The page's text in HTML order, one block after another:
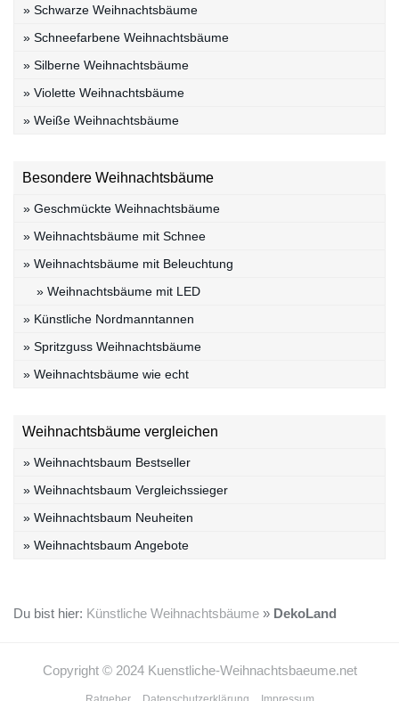
» Schwarze Weihnachtsbäume
» Schneefarbene Weihnachtsbäume
» Silberne Weihnachtsbäume
» Violette Weihnachtsbäume
» Weiße Weihnachtsbäume
Besondere Weihnachtsbäume
» Geschmückte Weihnachtsbäume
» Weihnachtsbäume mit Schnee
» Weihnachtsbäume mit Beleuchtung
» Weihnachtsbäume mit LED
» Künstliche Nordmanntannen
» Spritzguss Weihnachtsbäume
» Weihnachtsbäume wie echt
Weihnachtsbäume vergleichen
» Weihnachtsbaum Bestseller
» Weihnachtsbaum Vergleichssieger
» Weihnachtsbaum Neuheiten
» Weihnachtsbaum Angebote
Du bist hier: Künstliche Weihnachtsbäume » DekoLand
Copyright © 2024 Kuenstliche-Weihnachtsbaeume.net